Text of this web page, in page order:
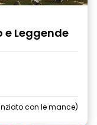
e Leggende
con le mance